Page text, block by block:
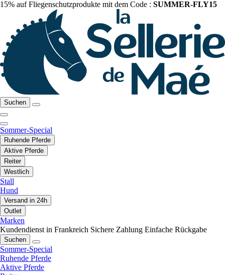
15% auf Fliegenschutzprodukte mit dem Code : SUMMER-FLY15
Suchen
Sommer-Special
Ruhende Pferde
Aktive Pferde
Reiter
Westlich
Stall
Hund
Versand in 24h
Outlet
Marken
Kundendienst in Frankreich Sichere Zahlung Einfache Rückgabe
Suchen
Sommer-Special
Ruhende Pferde
Aktive Pferde